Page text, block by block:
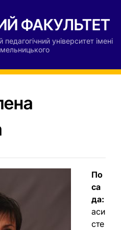
ФАКУЛЬТЕТ
університет імені
По
са
да:
аси
сте